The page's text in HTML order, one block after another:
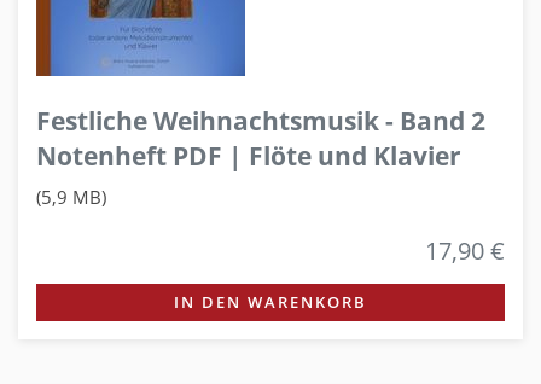
Festliche Weihnachtsmusik - Band 2
Notenheft PDF | Flöte und Klavier
(5,9 MB)
17,90 €
IN DEN WARENKORB